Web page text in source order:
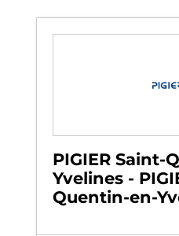
PIGIER Saint-
Yvelines -
Quentin-en-